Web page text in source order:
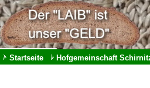
Startseite Hofgemeinschaft